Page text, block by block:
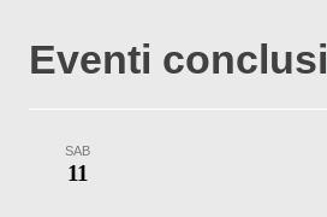
Eventi conclusi
SAB
11